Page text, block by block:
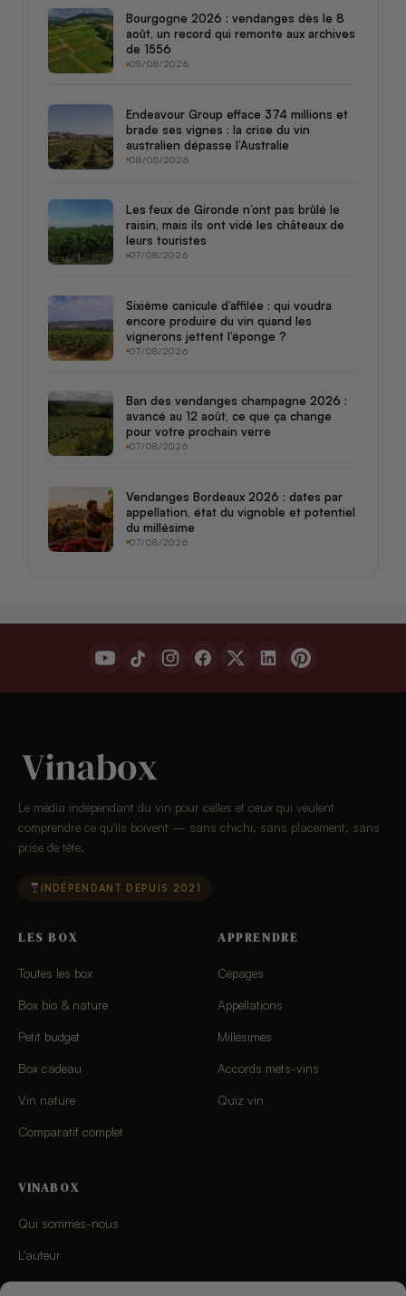
Bourgogne 2026 : vendanges dès le 8
août, un record qui remonte aux archives
de 1556
08/08/2026
Endeavour Group efface 374 millions et
brade ses vignes : la crise du vin
australien dépasse l’Australie
08/08/2026
Les feux de Gironde n’ont pas brûlé le
raisin, mais ils ont vidé les châteaux de
leurs touristes
07/08/2026
Sixième canicule d’affilée : qui voudra
encore produire du vin quand les
vignerons jettent l’éponge ?
07/08/2026
Ban des vendanges champagne 2026 :
avancé au 12 août, ce que ça change
pour votre prochain verre
07/08/2026
Vendanges Bordeaux 2026 : dates par
appellation, état du vignoble et potentiel
du millésime
07/08/2026
Le média indépendant du vin pour celles et ceux qui veulent
comprendre ce qu'ils boivent — sans chichi, sans placement, sans
prise de tête.
INDÉPENDANT DEPUIS 2021
LES BOX
Toutes les box
Box bio & nature
Petit budget
Box cadeau
Vin nature
Comparatif complet
APPRENDRE
Cépages
Appellations
Millésimes
Accords mets-vins
Quiz vin
VINABOX
Qui sommes-nous
L’auteur
Charte éditoriale